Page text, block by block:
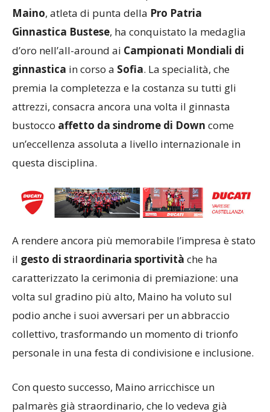
Maino, atleta di punta della Pro Patria
Ginnastica Bustese, ha conquistato la medaglia
d’oro nell’all-around ai Campionati Mondiali di
ginnastica in corso a Sofia. La specialità, che
premia la completezza e la costanza su tutti gli
attrezzi, consacra ancora una volta il ginnasta
bustocco affetto da sindrome di Down come
un’eccellenza assoluta a livello internazionale in
questa disciplina.
A rendere ancora più memorabile l’impresa è stato
il gesto di straordinaria sportività che ha
caratterizzato la cerimonia di premiazione: una
volta sul gradino più alto, Maino ha voluto sul
podio anche i suoi avversari per un abbraccio
collettivo, trasformando un momento di trionfo
personale in una festa di condivisione e inclusione.
Con questo successo, Maino arricchisce un
palmarès già straordinario, che lo vedeva già